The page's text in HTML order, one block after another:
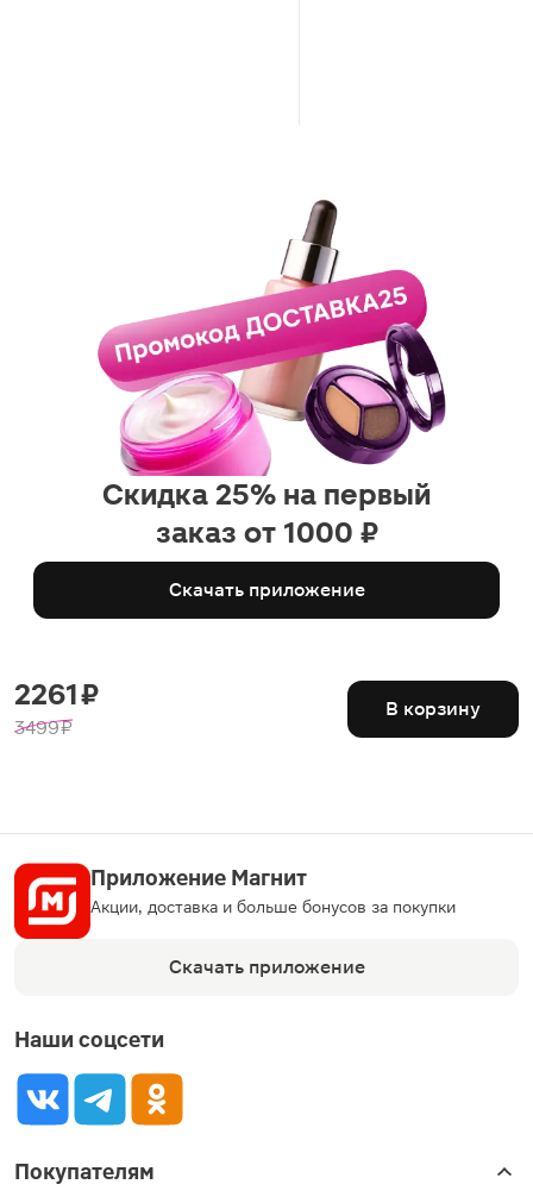
Скидка 25% на первый
заказ от 1000 ₽
Скачать приложение
2261 ₽
3499 ₽
В корзину
Приложение Магнит
Акции, доставка и больше бонусов за покупки
Скачать приложение
Наши соцсети
Покупателям